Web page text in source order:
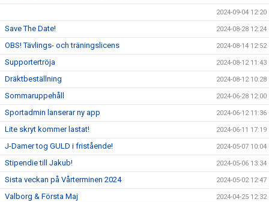
2024-09-04 12:20
Save The Date! 2024-08-28 12:24
OBS! Tävlings- och träningslicens 2024-08-14 12:52
Supportertröja 2024-08-12 11:43
Dräktbeställning 2024-08-12 10:28
Sommaruppehåll 2024-06-28 12:00
Sportadmin lanserar ny app 2024-06-12 11:36
Lite skryt kommer lastat! 2024-06-11 17:19
J-Damer tog GULD i fristående! 2024-05-07 10:04
Stipendie till Jakub! 2024-05-06 13:34
Sista veckan på Vårterminen 2024 2024-05-02 12:47
Valborg & Första Maj 2024-04-25 12:32